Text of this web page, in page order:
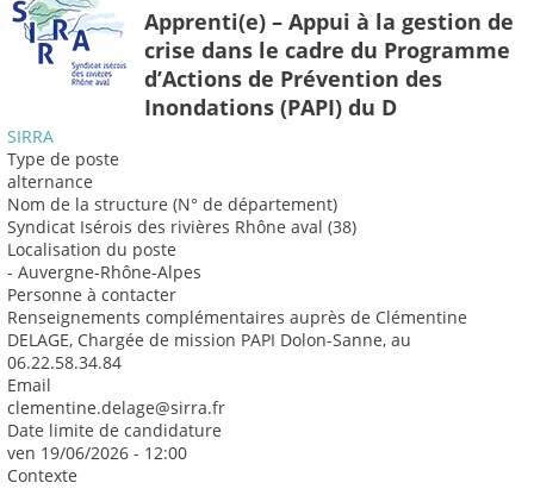
Apprenti(e) – Appui à la gestion de
crise dans le cadre du Programme
d’Actions de Prévention des
Inondations (PAPI) du D
SIRRA
Type de poste
alternance
Nom de la structure (N° de département)
Syndicat Isérois des rivières Rhône aval (38)
Localisation du poste
- Auvergne-Rhône-Alpes
Personne à contacter
Renseignements complémentaires auprès de Clémentine
DELAGE, Chargée de mission PAPI Dolon-Sanne, au
06.22.58.34.84
Email
clementine.delage@sirra.fr
Date limite de candidature
ven 19/06/2026 - 12:00
Contexte